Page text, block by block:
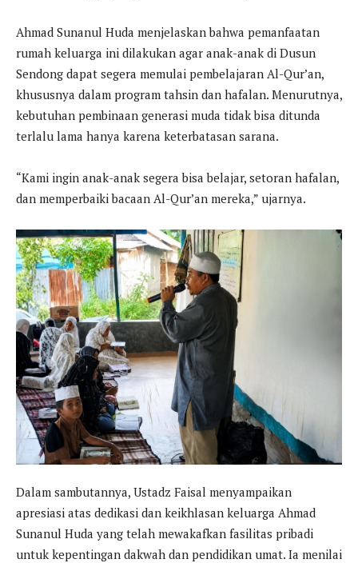
Ahmad Sunanul Huda menjelaskan bahwa pemanfaatan
rumah keluarga ini dilakukan agar anak-anak di Dusun
Sendong dapat segera memulai pembelajaran Al-Qur’an,
khususnya dalam program tahsin dan hafalan. Menurutnya,
kebutuhan pembinaan generasi muda tidak bisa ditunda
terlalu lama hanya karena keterbatasan sarana.
“Kami ingin anak-anak segera bisa belajar, setoran hafalan,
dan memperbaiki bacaan Al-Qur’an mereka,” ujarnya.
Dalam sambutannya, Ustadz Faisal menyampaikan
apresiasi atas dedikasi dan keikhlasan keluarga Ahmad
Sunanul Huda yang telah mewakafkan fasilitas pribadi
untuk kepentingan dakwah dan pendidikan umat. Ia menilai